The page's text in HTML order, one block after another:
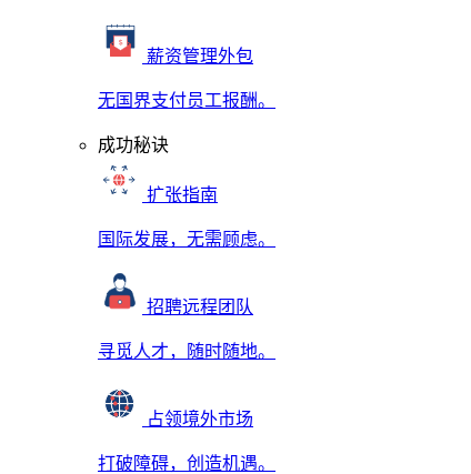
薪资管理外包
无国界支付员工报酬。
成功秘诀
扩张指南
国际发展，无需顾虑。
招聘远程团队
寻觅人才，随时随地。
占领境外市场
打破障碍，创造机遇。